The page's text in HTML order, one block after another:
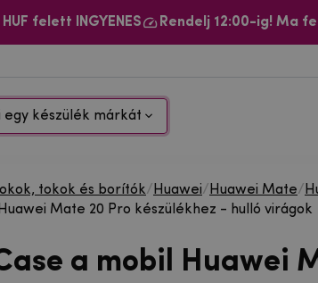
felett INGYENES Rendelj 12:00-ig! Ma
egy készülék márkát
tokok és borítók/ Huawei/ Huawei Mate/
Mate 20 Pro készülékhez - hulló virágok
a mobil Huawei